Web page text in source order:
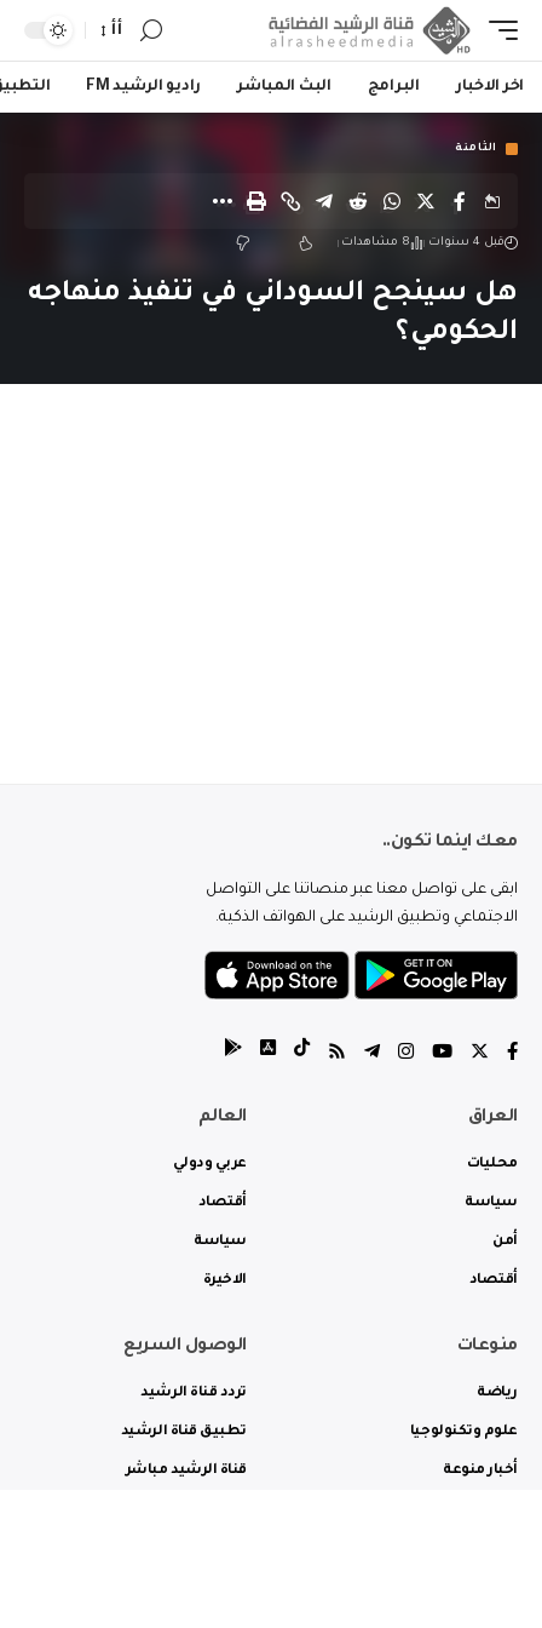
أأ
اخر الاخبار البرامج البث المباشر راديو الرشيد FM
الثامنة
قبل 4 سنوات 8 مشاهدات
هل سينجح السوداني في تنفيذ منهاجه
الحكومي؟
معك اينما تكون..
ابقى على تواصل معنا عبر منصاتنا على التواصل
الاجتماعي وتطبيق الرشيد على الهواتف الذكية.
العراق
محليات
سياسة
أمن
أقتصاد
العالم
عربي ودولي
أقتصاد
سياسة
الاخيرة
منوعات
رياضة
علوم وتكنولوجيا
أخبار منوعة
الوصول السريع
تردد قناة الرشيد
تطبيق قناة الرشيد
قناة الرشيد مباشر